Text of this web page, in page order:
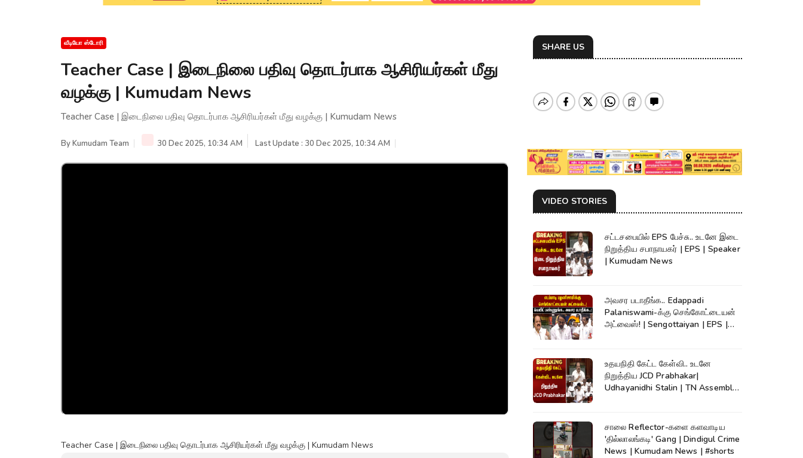
வீடியோ ஸ்டோரி
Teacher Case | இடைநிலை பதிவு தொடர்பாக ஆசிரியர்கள் மீது
வழக்கு | Kumudam News
Teacher Case | இடைநிலை பதிவு தொடர்பாக ஆசிரியர்கள் மீது வழக்கு | Kumudam News
ByKumudam Team 30 Dec 2025, 10:34 AM Last Update : 30 Dec 2025, 10:34 AM
Teacher Case | இடைநிலை பதிவு தொடர்பாக ஆசிரியர்கள் மீது வழக்கு | Kumudam News
SHARE US
VIDEO STORIES
சட்டசபையில் EPS பேச்சு.. உடனே இடை
நிறுத்திய சபாநாயகர் | EPS | Speaker
| Kumudam News
அவசர படாதீங்க.. Edappadi
Palaniswami-க்கு செங்கோட்டையன்
அட்வைஸ்! | Sengottaiyan | EPS |
உதயநிதி கேட்ட கேள்வி.. உடனே
நிறுத்திய JCD Prabhakar|
Udhayanidhi Stalin | TN Assembly |
சாலை Reflector-களை களவாடிய
'தில்லாலங்கடி' Gang | Dindigul Crime
News | Kumudam News | #shorts